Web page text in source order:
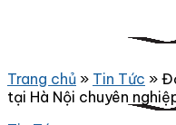
Trang chủ » Tin Tức »
tại Hà Nội chuyên